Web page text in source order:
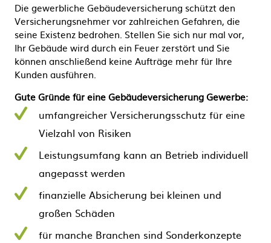
Die gewerbliche Gebäudeversicherung schützt den
Versicherungsnehmer vor zahlreichen Gefahren, die
seine Existenz bedrohen. Stellen Sie sich nur mal vor,
Ihr Gebäude wird durch ein Feuer zerstört und Sie
können anschließend keine Aufträge mehr für Ihre
Kunden ausführen.
Gute Gründe für eine Gebäudeversicherung Gewerbe:
umfangreicher Versicherungsschutz für eine
Vielzahl von Risiken
Leistungsumfang kann an Betrieb individuell
angepasst werden
finanzielle Absicherung bei kleinen und
großen Schäden
für manche Branchen sind Sonderkonzepte